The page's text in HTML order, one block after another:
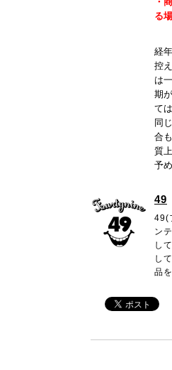
る
経
控
は
期
て
同
合
質
予
49
49(
ン
し
し
品